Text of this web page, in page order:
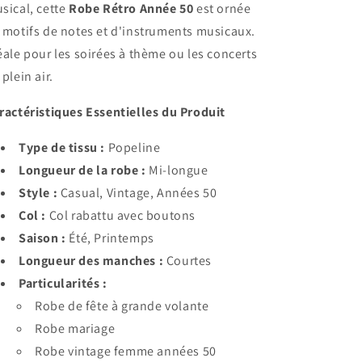
cette Robe Rétro Année 50est ornée
motifs de notes et d'instruments musicaux.
pour les soirées à thème ou les concerts
air.
Essentielles du Produit
Type de tissu : Popeline
Longueur de la robe : Mi-longue
Style : Casual, Vintage, Années 50
Col : Col rabattu avec boutons
Saison : Été, Printemps
Longueur des manches : Courtes
Particularités :
Robe de fête à grande volante
Robe mariage
Robe vintage femme années 50